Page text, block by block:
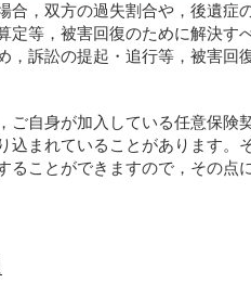
合，双方の過失割合や，後遺症
定等，被害回復のために解決
，訴訟の提起・追行等，被害回
ご自身が加入している任意保
込まれていることがあります
ることができますので，その点